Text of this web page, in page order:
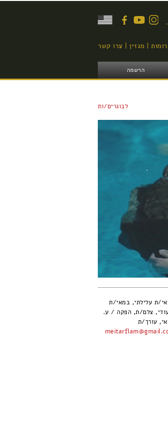
מגזין צרו קשר
הרשמה
לבוגרים/ות
ת עלילתי, במאי/ת
צלם/ת, הפקה / ע.
עורך/ת